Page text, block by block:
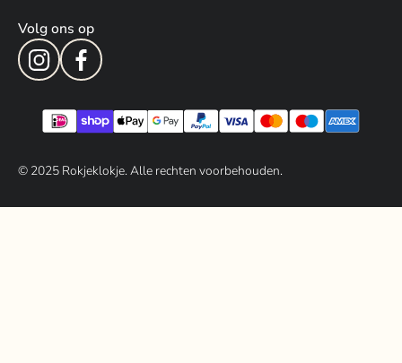
Volg ons op
© 2025Rokjeklokje. Alle rechten voorbehouden.